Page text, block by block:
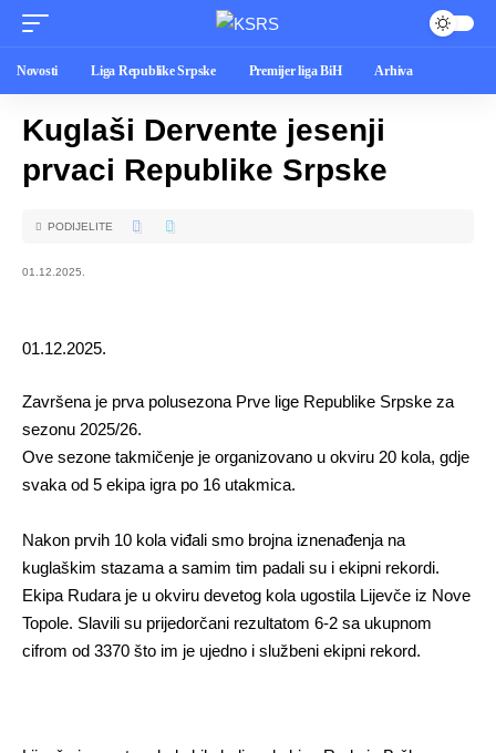
Novosti Liga Republike Srpske Premijer liga BiH Arhiva
Kuglaši Dervente jesenji
prvaci Republike Srpske
01.12.2025.
PODIJELITE
01.12.2025.
Završena je prva polusezona Prve lige Republike Srpske za
sezonu 2025/26.
Ove sezone takmičenje je organizovano u okviru 20 kola, gdje
svaka od 5 ekipa igra po 16 utakmica.
Nakon prvih 10 kola viđali smo brojna iznenađenja na
kuglaškim stazama a samim tim padali su i ekipni rekordi.
Ekipa Rudara je u okviru devetog kola ugostila Lijevče iz Nove
Topole. Slavili su prijedorčani rezultatom 6-2 sa ukupnom
cifrom od 3370 što im je ujedno i službeni ekipni rekord.